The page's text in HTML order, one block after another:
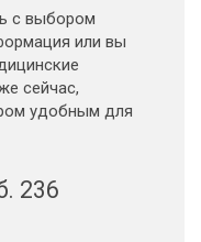
с выбором
или вы
сейчас,
удобным для
236